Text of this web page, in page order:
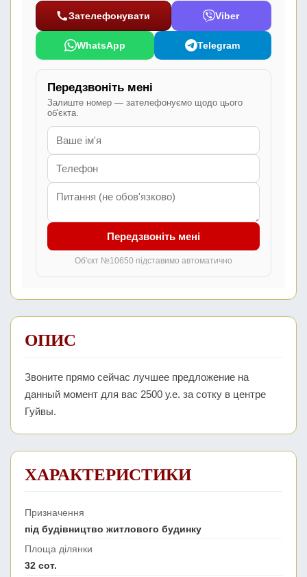
Зателефонувати Viber
WhatsApp Telegram
Передзвоніть мені
Залиште номер — зателефонуємо щодо цього
об'єкта.
Передзвоніть мені
Об'єкт №10650 підставимо автоматично
ОПИС
Звоните прямо сейчас лучшее предложение на
данный момент для вас 2500 у.е. за сотку в центре
Гуйвы.
ХАРАКТЕРИСТИКИ
Призначення
під будівництво житлового будинку
Площа ділянки
32 сот.